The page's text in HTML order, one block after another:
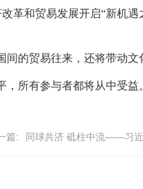
和贸易发展开启“新机
的贸易往来，还将带动
所有参与者都将从中受
篇: 同球共济 砥柱中流——习近